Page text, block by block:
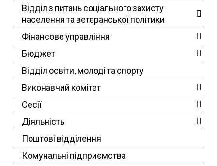
Відділ з питань соціального захисту
населення та ветеранської політики
Фінансове управління
Бюджет
Відділ освіти, молоді та спорту
Виконавчий комітет
Сесії
Діяльність
Поштові відділення
Комунальні підприємства